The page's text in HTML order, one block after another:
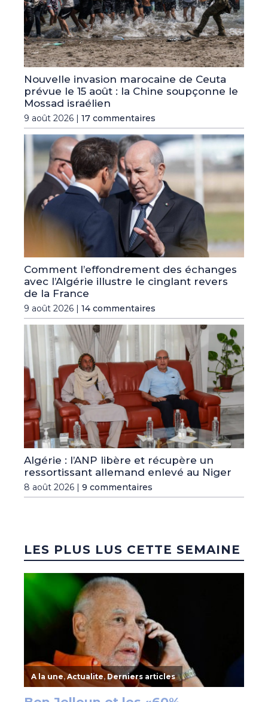
Nouvelle invasion marocaine de Ceuta
prévue le 15 août : la Chine soupçonne le
Mossad israélien
9 août 2026 | 17 commentaires
Comment l’effondrement des échanges
avec l’Algérie illustre le cinglant revers
de la France
9 août 2026 | 14 commentaires
Algérie : l’ANP libère et récupère un
ressortissant allemand enlevé au Niger
8 août 2026 | 9 commentaires
LES PLUS LUS CETTE SEMAINE